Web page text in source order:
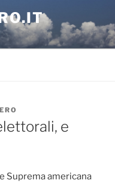
e
Suprema americana